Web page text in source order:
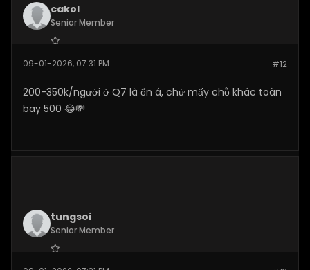
cakol
Senior Member
Posts: 110 #12
09-01-2026, 07:31 PM
200-350k/người ở Q7 là ổn á, chứ mấy chỗ khác toàn
bay 500 😂💸
tungsoi
Senior Member